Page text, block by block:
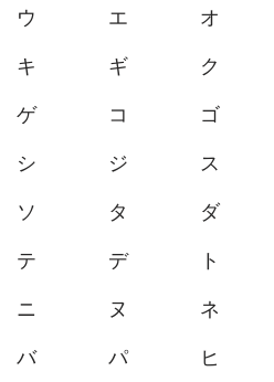
ウ エ
オ
キ ギ
ク
ゲ コ
ゴ
シ ジ
ス
ソ タ
ダ
テ デ
ト
ニ ヌ
ネ
バ パ
ヒ